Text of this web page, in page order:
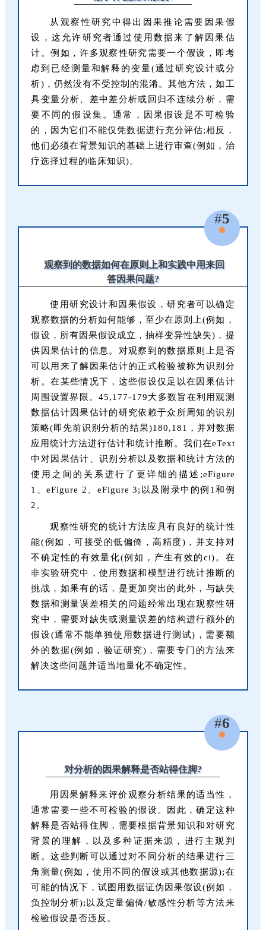
从观察性研究中得出因果推论需要因果假
设，这允许研究者通过使用数据来了解因果估
计。例如，许多观察性研究需要一个假设，即考
虑到已经测量和解释的变量(通过研究设计或分
析)，仍然没有不受控制的混淆。其他方法，如工
具变量分析、差中差分析或回归不连续分析，需
要不同的假设集。通常，因果假设是不可检验
的，因为它们不能仅凭数据进行充分评估;相反，
他们必须在背景知识的基础上进行审查(例如，治
疗选择过程的临床知识)。
#5
观察到的数据如何在原则上和实践中用来回
答因果问题?
使用研究设计和因果假设，研究者可以确定
观察数据的分析如何能够，至少在原则上(例如，
假设，所有因果假设成立，抽样变异性缺失)，提
供因果估计的信息。对观察到的数据原则上是否
可以用来了解因果估计的正式检验被称为识别分
析。在某些情况下，这些假设仅足以在因果估计
周围设置界限。45,177-179大多数旨在利用观测
数据估计因果估计的研究依赖于众所周知的识别
策略(即先前识别分析的结果)180,181，并对数据
应用统计方法进行估计和统计推断。我们在eText
中对因果估计、识别分析以及数据和统计方法的
使用之间的关系进行了更详细的描述;eFigure
1、eFigure 2、eFigure 3;以及附录中的例1和例
2。
观察性研究的统计方法应具有良好的统计性
能(例如，可接受的低偏倚，高精度)，并支持对
不确定性的有效量化(例如，产生有效的ci)。在
非实验研究中，使用数据和模型进行统计推断的
挑战，如果有的话，是更加突出的此外，与缺失
数据和测量误差相关的问题经常出现在观察性研
究中，需要对缺失或测量误差的结构进行额外的
假设(通常不能单独使用数据进行测试)，需要额
外的数据(例如，验证研究)，需要专门的方法来
解决这些问题并适当地量化不确定性。
#6
对分析的因果解释是否站得住脚?
用因果解释来评价观察分析结果的适当性，
通常需要一些不可检验的假设。因此，确定这种
解释是否站得住脚，需要根据背景知识和对研究
背景的理解，以及多种证据来源，进行主观判
断。这些判断可以通过对不同分析的结果进行三
角测量(例如，使用不同的假设或其他数据源);在
可能的情况下，试图用数据证伪因果假设(例如，
负控制分析);以及定量偏倚/敏感性分析等方法来
检验假设是否违反。